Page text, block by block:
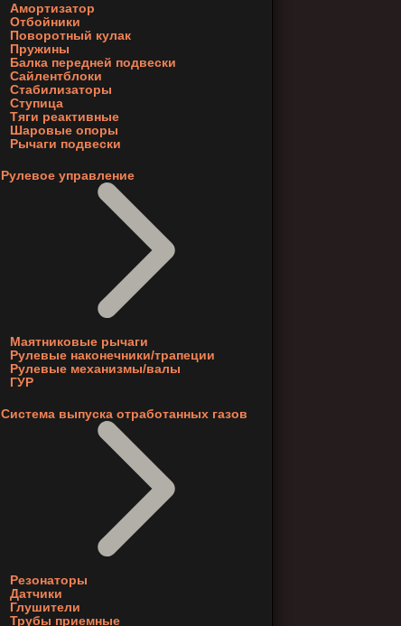
Амортизатор
Отбойники
Поворотный кулак
Пружины
Балка передней подвески
Сайлентблоки
Стабилизаторы
Ступица
Тяги реактивные
Шаровые опоры
Рычаги подвески
Рулевое управление
Маятниковые рычаги
Рулевые наконечники/трапеции
Рулевые механизмы/валы
ГУР
Система выпуска отработанных газов
Резонаторы
Датчики
Глушители
Трубы приемные